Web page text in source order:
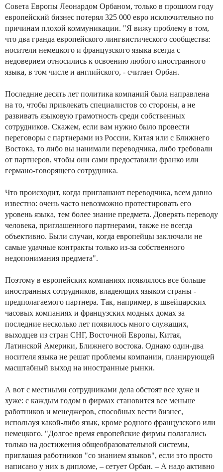
Совета Европы Леонардом Орбаном, только в прошлом году
европейский бизнес потерял 325 000 евро исключительно по
причинам плохой коммуникации. "Я вижу проблему в том,
что два гранда европейского лингвистического сообщества:
носители немецкого и французского языка всегда с
недоверием относились к освоению любого иностранного
языка, в том числе и английского, - считает Орбан.
Последние десять лет политика компаний была направлена
на то, чтобы привлекать специалистов со стороны, а не
развивать языковую грамотность среди собственных
сотрудников. Скажем, если вам нужно было провести
переговоры с партнерами из России, Китая или с Ближнего
Востока, то либо вы нанимали переводчика, либо требовали
от партнеров, чтобы они сами предоставили франко или
германо-говорящего сотрудника.
Что происходит, когда приглашают переводчика, всем давно
известно: очень часто невозможно протестировать его
уровень языка, тем более знание предмета. Доверять переводу
человека, приглашенного партнерами, также не всегда
объективно. Были случаи, когда европейцы заключали не
самые удачные контракты только из-за собственного
недопонимания предмета".
Поэтому в европейских компаниях появлялось все больше
иностранных сотрудников, владеющих языком страны -
предполагаемого партнера. Так, например, в швейцарских
часовых компаниях и французских модных домах за
последние несколько лет появилось много служащих,
выходцев из стран СНГ, Восточной Европы, Китая,
Латинской Америки, Ближнего востока. Однако один-два
носителя языка не решат проблемы компании, планирующей
масштабный выход на иностранные рынки.
А вот с местными сотрудниками дела обстоят все хуже и
хуже: с каждым годом в фирмах становится все меньше
работников и менеджеров, способных вести бизнес,
используя какой-либо язык, кроме родного французского или
немецкого. "Долгое время европейские фирмы полагались
только на достижения общеобразовательной системы,
приглашая работников "со знанием языков", если это просто
написано у них в дипломе, – сетует Орбан. – А надо активно